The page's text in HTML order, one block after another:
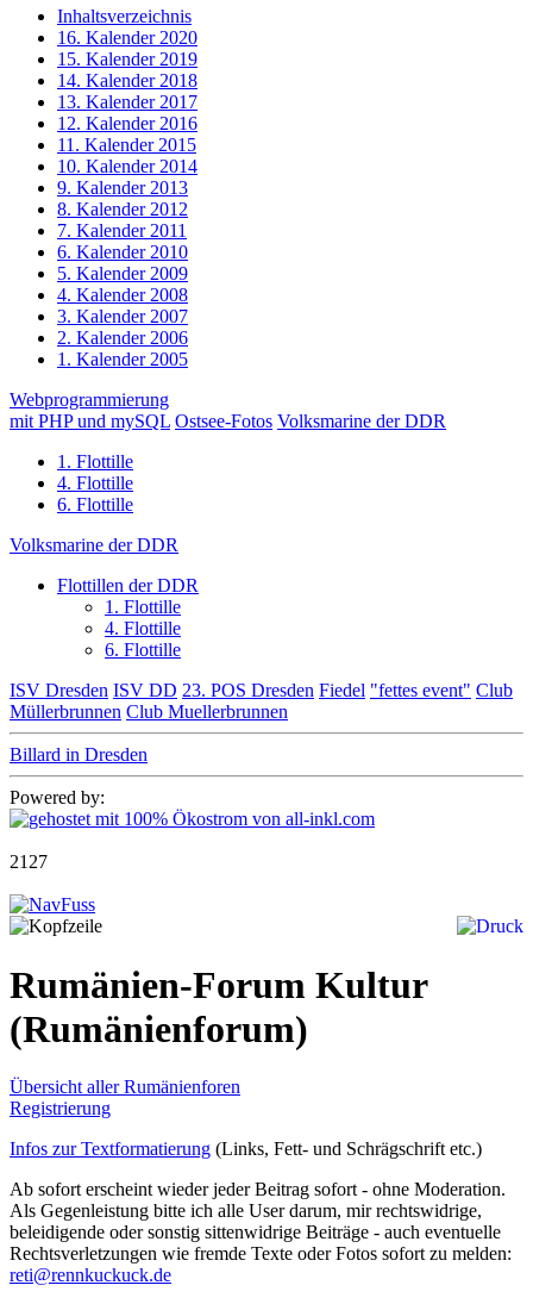
Inhaltsverzeichnis
16. Kalender 2020
15. Kalender 2019
14. Kalender 2018
13. Kalender 2017
12. Kalender 2016
11. Kalender 2015
10. Kalender 2014
9. Kalender 2013
8. Kalender 2012
7. Kalender 2011
6. Kalender 2010
5. Kalender 2009
4. Kalender 2008
3. Kalender 2007
2. Kalender 2006
1. Kalender 2005
Webprogrammierung
mit PHP und mySQL Ostsee-Fotos Volksmarine der DDR
1. Flottille
4. Flottille
6. Flottille
Volksmarine der DDR
Flottillen der DDR
1. Flottille
4. Flottille
6. Flottille
ISV Dresden ISV DD 23. POS Dresden Fiedel "fettes event" Club
Müllerbrunnen Club Muellerbrunnen
Billard in Dresden
Powered by:
2127
Rumänien-Forum Kultur
(Rumänienforum)
Übersicht aller Rumänienforen
Registrierung
Infos zur Textformatierung (Links, Fett- und Schrägschrift etc.)
Ab sofort erscheint wieder jeder Beitrag sofort - ohne Moderation.
Als Gegenleistung bitte ich alle User darum, mir rechtswidrige,
beleidigende oder sonstig sittenwidrige Beiträge - auch eventuelle
Rechtsverletzungen wie fremde Texte oder Fotos sofort zu melden:
reti@rennkuckuck.de